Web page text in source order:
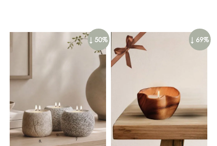
↓ 50% ↓ 69%